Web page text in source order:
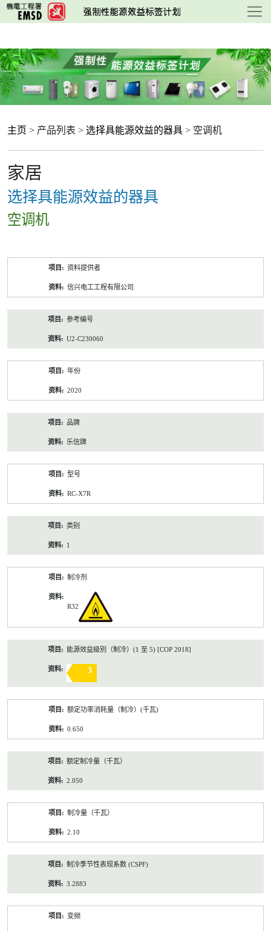
跳
至
要
内
容
主页 > 产品列表 > 选择具能源效益的器具 > 空调机
家居
选择具能源效益的器具
空调机
资料提供者
信兴电工工程有限公司
参考编号
U2-C230060
年份
2020
品牌
乐信牌
型号
RC-X7R
类别
1
制冷剂
R32
能源效益級別（制冷）(1 至 5) [COP 2018]
3
额定功率消耗量（制冷）(千瓦)
0.650
额定制冷量（千瓦）
2.050
制冷量（千瓦）
2.10
制冷季节性表现系数 (CSPF)
3.2883
变频